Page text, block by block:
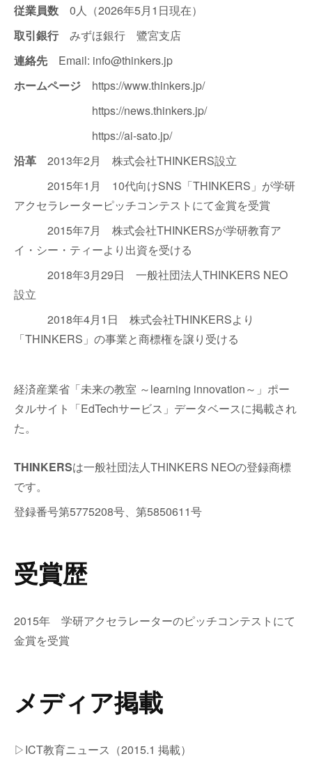
従業員数 0人（2026年5月1日現在）
取引銀行みずほ銀行 鷺宮支店
連絡先Email: info@thinkers.jp
ホームページ https://www.thinkers.jp/
https://news.thinkers.jp/
https://ai-sato.jp/
沿革 2013年2月 株式会社THINKERS設立
2015年1月 10代向けSNS「THINKERS」が学研
アクセラレーターピッチコンテストにて金賞を受賞
2015年7月 株式会社THINKERSが学研教育ア
イ・シー・ティーより出資を受ける
2018年3月29日 一般社団法人THINKERS NEO
設立
2018年4月1日 株式会社THINKERSより
「THINKERS」の事業と商標権を譲り受ける
経済産業省「未来の教室 ～learning innovation～」ポー
タルサイト「EdTechサービス」データベースに掲載され
た。
THINKERSは一般社団法人THINKERS NEOの登録商標
です。
登録番号第5775208号、第5850611号
受賞歴
2015年 学研アクセラレーターのピッチコンテストにて
金賞を受賞
メディア掲載
▷ICT教育ニュース（2015.1 掲載）